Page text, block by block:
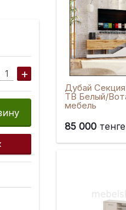
+
Дубай
ТВ Белый/
мебель
85 000 тенге